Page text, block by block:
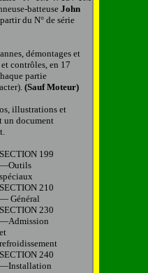
batteuse John
du N° de série
démontages et
contrôles, en 17
partie
(Sauf Moteur)
illustrations et
un document
SECTION 199
—Outils
spéciaux
SECTION 210
— Général
SECTION 230
—Admission
et
refroidissement
SECTION 240
—Installation